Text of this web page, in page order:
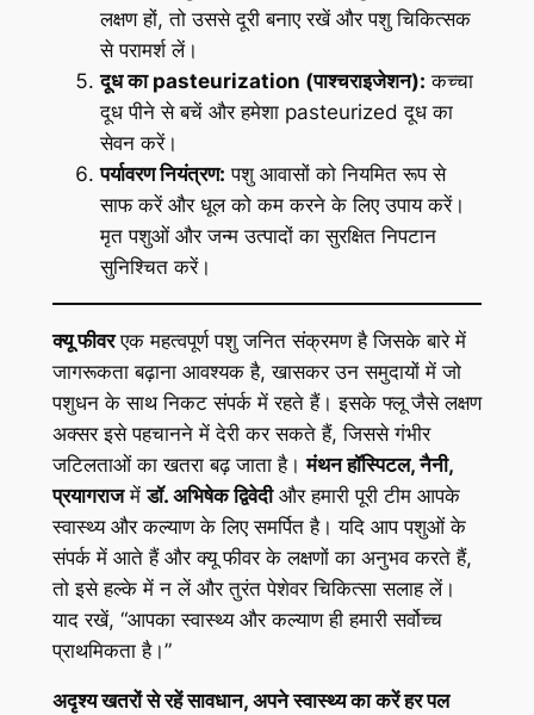
लक्षण हों, तो उससे दूरी बनाए रखें और पशु चिकित्सक
से परामर्श लें।
दूध का pasteurization (पाश्चराइजेशन): कच्चा
दूध पीने से बचें और हमेशा pasteurized दूध का
सेवन करें।
पर्यावरण नियंत्रण: पशु आवासों को नियमित रूप से
साफ करें और धूल को कम करने के लिए उपाय करें।
मृत पशुओं और जन्म उत्पादों का सुरक्षित निपटान
सुनिश्चित करें।
क्यू फीवरएक महत्वपूर्ण पशु जनित संक्रमण है जिसके बारे में
जागरूकता बढ़ाना आवश्यक है, खासकर उन समुदायों में जो
पशुधन के साथ निकट संपर्क में रहते हैं। इसके फ्लू जैसे लक्षण
अक्सर इसे पहचानने में देरी कर सकते हैं, जिससे गंभीर
जटिलताओं का खतरा बढ़ जाता है।मंथन हॉस्पिटल, नैनी,
प्रयागराजमेंडॉ. अभिषेक द्विवेदीऔर हमारी पूरी टीम आपके
स्वास्थ्य और कल्याण के लिए समर्पित है। यदि आप पशुओं के
संपर्क में आते हैं और क्यू फीवर के लक्षणों का अनुभव करते हैं,
तो इसे हल्के में न लें और तुरंत पेशेवर चिकित्सा सलाह लें।
याद रखें, “आपका स्वास्थ्य और कल्याण ही हमारी सर्वोच्च
प्राथमिकता है।”
अदृश्य खतरों से रहें सावधान, अपने स्वास्थ्य का करें हर पल